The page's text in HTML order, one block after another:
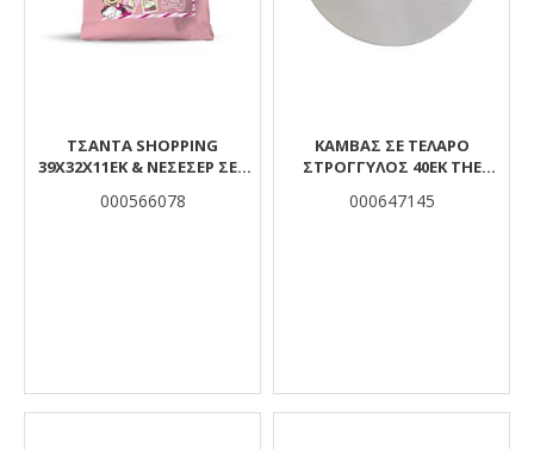
ΤΣΑΝΤΑ SHOPPING
39Χ32Χ11ΕΚ & ΝΕΣΕΣΕΡ ΣΕΤ
000566078
ΚΑΜΒΑΣ ΣΕ ΤΕΛΑΡΟ
ΣΤΡΟΓΓΥΛΟΣ 40ΕΚ ΤΗΕ
000647145